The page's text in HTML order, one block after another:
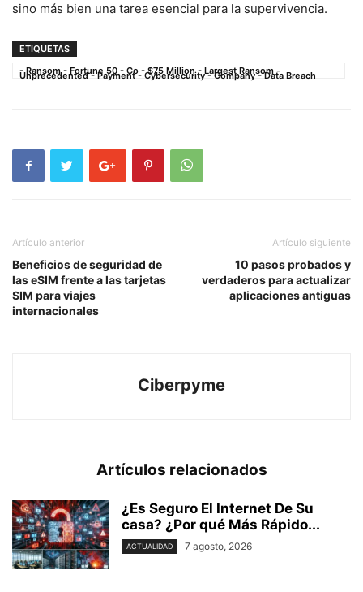
sino más bien una tarea esencial para la supervivencia.
ETIQUETAS
- Ransom - Fortune 50 - Co - $75 Million - Largest Ransom -
Unprecedented - Payment - Cybersecurity - Company - Data Breach
Artículo anterior
Beneficios de seguridad de
las eSIM frente a las tarjetas
SIM para viajes
internacionales
Artículo siguiente
10 pasos probados y
verdaderos para actualizar
aplicaciones antiguas
Ciberpyme
Artículos relacionados
¿Es Seguro El Internet De Su
casa? ⁢¿Por qué Más Rápido...
ACTUALIDAD 7 agosto, 2026